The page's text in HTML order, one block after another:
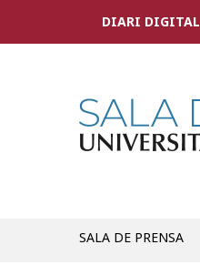
DIARI DIGITAL
SALA DE PRENSA